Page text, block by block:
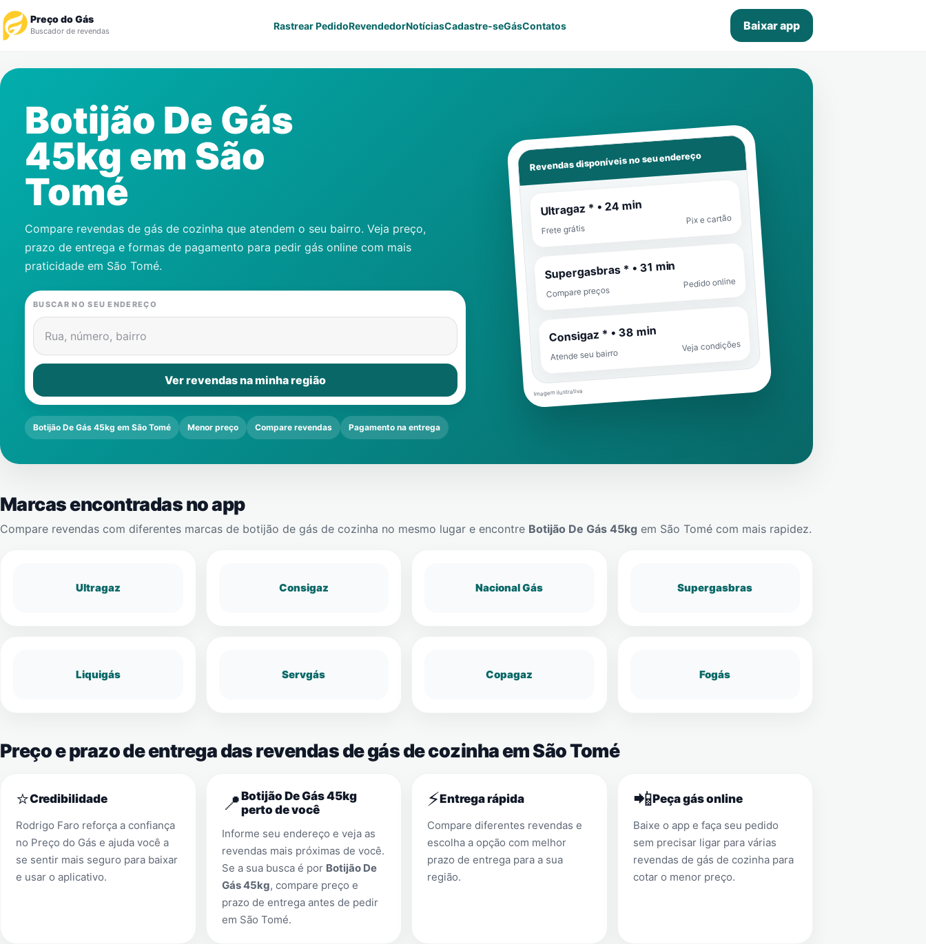
Preço do Gás
Buscador de revendas Rastrear PedidoRevendedorNotíciasCadastre-seGásContatos Baixar app
Revendedor
Notícias
Cadastre-se
Contatos
Botijão De Gás
45kg em São
Tomé
Compare revendas de gás de cozinha que atendem o seu bairro. Veja preço,
prazo de entrega e formas de pagamento para pedir gás online com mais
praticidade em São Tomé.
BUSCAR NO SEU ENDEREÇO
Rua, número, bairro
Ver revendas na minha região
Botijão De Gás 45kg em São Tomé Menor preço Compare revendas Pagamento na entrega
Revendas disponíveis no seu endereço
Ultragaz * • 24 min
Frete grátis
Pix e cartão
Supergasbras * • 31 min
Compare preços
Pedido online
Consigaz * • 38 min
Atende seu bairro
Veja condições
Imagem ilustrativa
Marcas encontradas no app
Compare revendas com diferentes marcas de botijão de gás de cozinha no mesmo lugar e encontre Botijão De Gás 45kg em São Tomé com mais rapidez.
Ultragaz Consigaz Nacional Gás Supergasbras
Liquigás Servgás Copagaz Fogás
Preço e prazo de entrega das revendas de gás de cozinha em São Tomé
⭐Credibilidade
Rodrigo Faro reforça a confiança
no Preço do Gás e ajuda você a
se sentir mais seguro para baixar
e usar o aplicativo.
📍Botijão De Gás 45kg
perto de você
Informe seu endereço e veja as
revendas mais próximas de você.
Se a sua busca é por Botijão De
Gás 45kg, compare preço e
prazo de entrega antes de pedir
em São Tomé.
⚡Entrega rápida
Compare diferentes revendas e
escolha a opção com melhor
prazo de entrega para a sua
região.
📲Peça gás online
Baixe o app e faça seu pedido
sem precisar ligar para várias
revendas de gás de cozinha para
cotar o menor preço.